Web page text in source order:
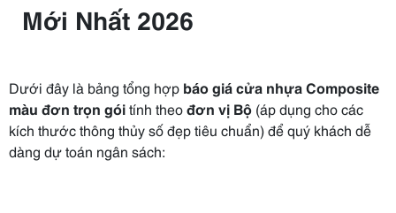
Mới Nhất 2026
Dưới đây là bảng tổng hợp báo giá cửa nhựa Composite
màu đơn trọn góitính theođơn vị Bộ (áp dụng cho các
kích thước thông thủy số đẹp tiêu chuẩn) để quý khách dễ
dàng dự toán ngân sách: